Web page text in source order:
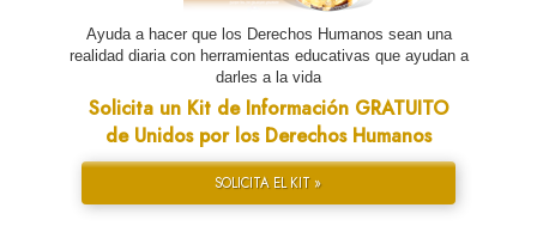
Ayuda a hacer que los Derechos Humanos sean una
realidad diaria con herramientas educativas que ayudan a
darles a la vida
Solicita un Kit de Información GRATUITO
de Unidos por los Derechos Humanos
SOLICITA EL KIT »